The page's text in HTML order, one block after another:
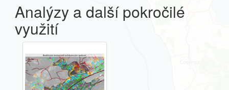
Analýzy a další pokročilé
využití